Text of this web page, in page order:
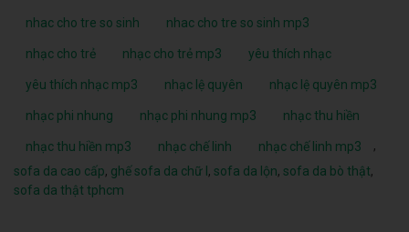
nhac cho tre so sinh nhac cho tre so sinh mp3
nhạc cho trẻ nhạc cho trẻ mp3 yêu thích nhạc
yêu thích nhạc mp3 nhạc lệ quyên nhạc lệ quyên mp3
nhạc phi nhung nhạc phi nhung mp3 nhạc thu hiền
nhạc thu hiền mp3 nhạc chế linh nhạc chế linh mp3
,
sofa da cao cấp, ghế sofa da chữ l , sofa da lộn, sofa da bò thật,
sofa da thật tphcm